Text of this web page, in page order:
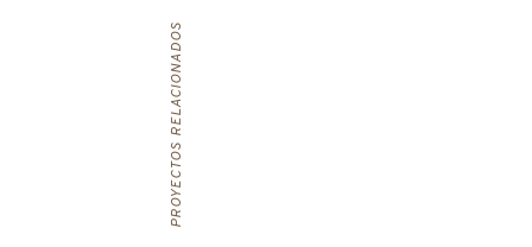
PROYECTOS RELACIONADOS